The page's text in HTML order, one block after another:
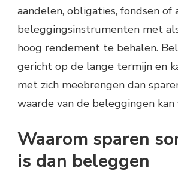
aandelen, obligaties, fondsen of
beleggingsinstrumenten met
hoog rendement te behalen.
gericht op de lange termijn en
met zich meebrengen dan
waarde van de beleggingen
Waarom sparen
is dan beleggen